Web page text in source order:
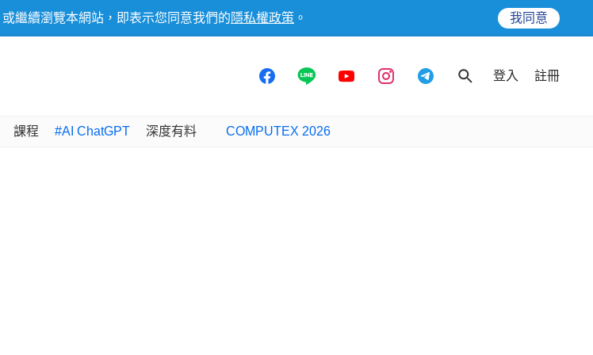
繼續瀏覽本網站，即表示您同意我們的 隱私權政策 。 我同意
登入 註冊
課程 #AI ChatGPT 深度有料 COMPUTEX 2026